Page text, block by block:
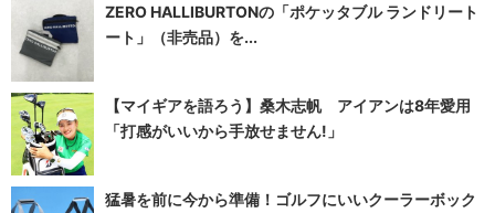
ZERO HALLIBURTONの「ポケッタブル ランドリート
ート」（非売品）を...
【マイギアを語ろう】桑木志帆 アイアンは8年愛用
「打感がいいから手放せません!」
猛暑を前に今から準備！ゴルフにいいクーラーボック